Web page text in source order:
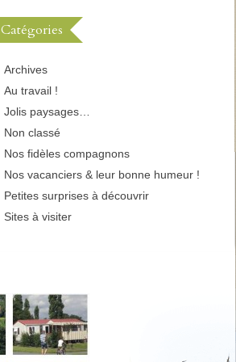
Catégories
Archives
Au travail !
Jolis paysages…
Non classé
Nos fidèles compagnons
Nos vacanciers & leur bonne humeur !
Petites surprises à découvrir
Sites à visiter